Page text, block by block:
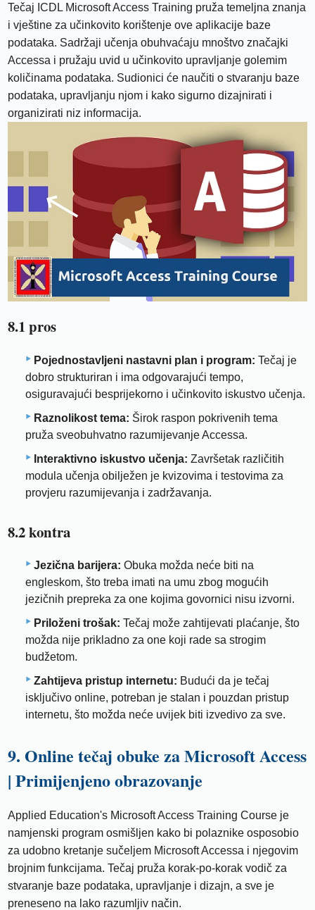
Tečaj ICDL Microsoft Access Training pruža temeljna znanja
i vještine za učinkovito korištenje ove aplikacije baze
podataka. Sadržaji učenja obuhvaćaju mnoštvo značajki
Accessa i pružaju uvid u učinkovito upravljanje golemim
količinama podataka. Sudionici će naučiti o stvaranju baze
podataka, upravljanju njom i kako sigurno dizajnirati i
organizirati niz informacija.
8.1 pros
Pojednostavljeni nastavni plan i program: Tečaj je
dobro strukturiran i ima odgovarajući tempo,
osiguravajući besprijekorno i učinkovito iskustvo učenja.
Raznolikost tema: Širok raspon pokrivenih tema
pruža sveobuhvatno razumijevanje Accessa.
Interaktivno iskustvo učenja: Završetak različitih
modula učenja obilježen je kvizovima i testovima za
provjeru razumijevanja i zadržavanja.
8.2 kontra
Jezična barijera: Obuka možda neće biti na
engleskom, što treba imati na umu zbog mogućih
jezičnih prepreka za one kojima govornici nisu izvorni.
Priloženi trošak: Tečaj može zahtijevati plaćanje, što
možda nije prikladno za one koji rade sa strogim
budžetom.
Zahtijeva pristup internetu: Budući da je tečaj
isključivo online, potreban je stalan i pouzdan pristup
internetu, što možda neće uvijek biti izvedivo za sve.
9. Online tečaj obuke za Microsoft Access
| Primijenjeno obrazovanje
Applied Education's Microsoft Access Training Course je
namjenski program osmišljen kako bi polaznike osposobio
za udobno kretanje sučeljem Microsoft Accessa i njegovim
brojnim funkcijama. Tečaj pruža korak-po-korak vodič za
stvaranje baze podataka, upravljanje i dizajn, a sve je
preneseno na lako razumljiv način.